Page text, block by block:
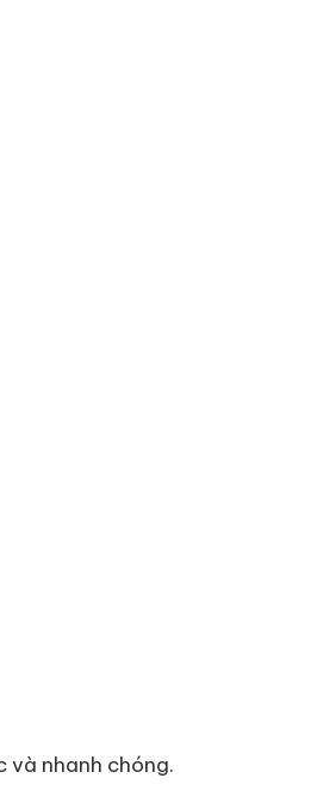
và nhanh chóng.